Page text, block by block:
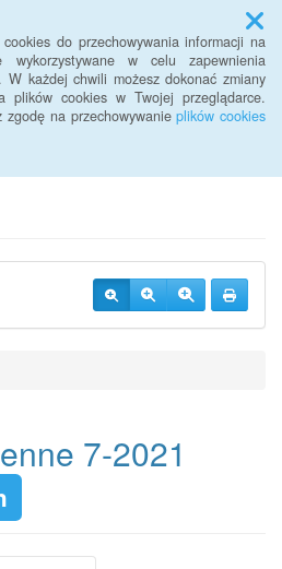
do przechowywania informacji na
w celu zapewnienia
W każdej chwili możesz dokonać zmiany
plików cookies w Twojej przeglądarce.
zgodę na przechowywanieplików cookies
Menu
Terapii
7-2021